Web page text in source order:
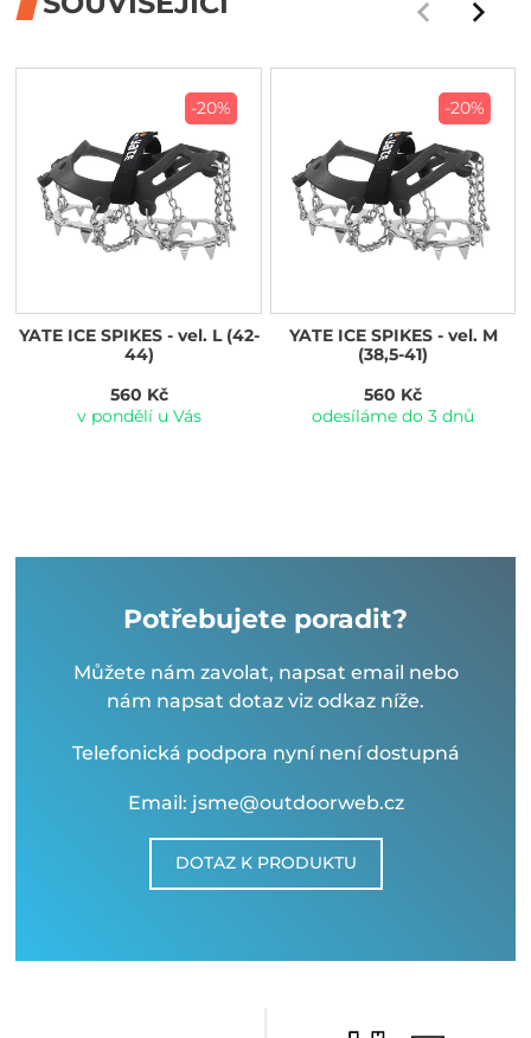
-20%
YATE ICE SPIKES - vel. L (42-
44)
560 Kč
v pondělí u Vás
-20%
YATE ICE SPIKES - vel. M
(38,5-41)
560 Kč
odesíláme do 3 dnů
Potřebujete poradit?
Můžete nám zavolat, napsat email nebo
nám napsat dotaz viz odkaz níže.
Telefonická podpora nyní není dostupná
Email: jsme@outdoorweb.cz
DOTAZ K PRODUKTU